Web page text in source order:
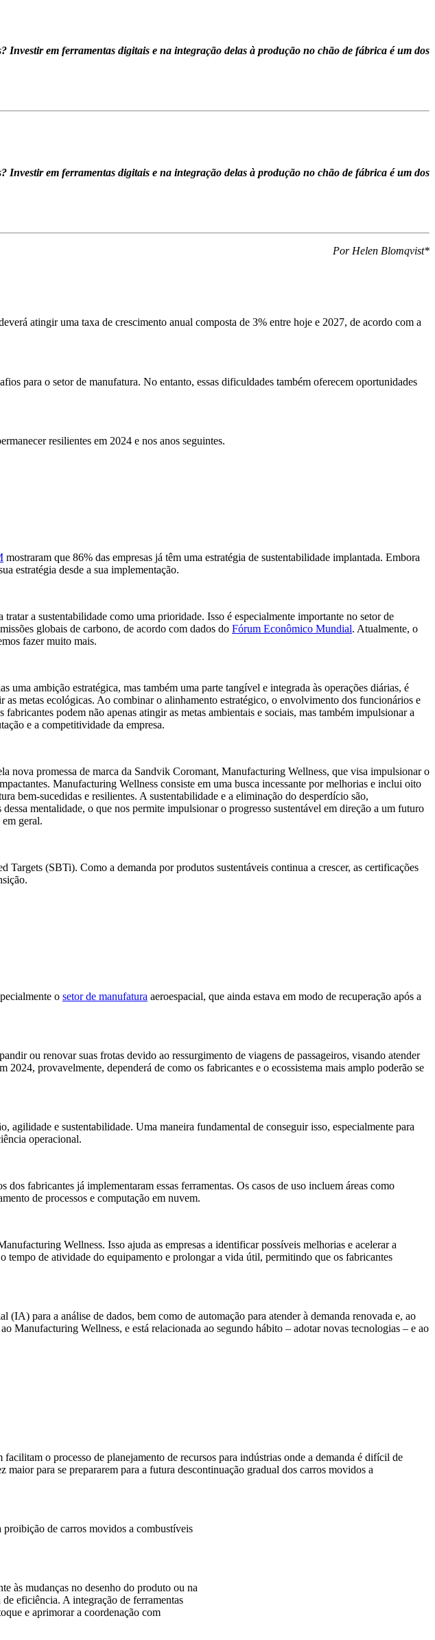
Investir em ferramentas digitais e na integração delas à produção no chão de fábrica é um dos
Investir em ferramentas digitais e na integração delas à produção no chão de fábrica é um dos
Por Helen Blomqvist*
atingir uma taxa de crescimento anual composta de 3% entre hoje e 2027, de acordo com a
para o setor de manufatura. No entanto, essas dificuldades também oferecem oportunidades
resilientes em 2024 e nos anos seguintes.
mostraram que 86% das empresas já têm uma estratégia de sustentabilidade implantada. Embora
estratégia desde a sua implementação.
tratar a sustentabilidade como uma prioridade. Isso é especialmente importante no setor de
globais de carbono, de acordo com dados do Fórum Econômico Mundial. Atualmente, o
fazer muito mais.
uma ambição estratégica, mas também uma parte tangível e integrada às operações diárias, é
as metas ecológicas. Ao combinar o alinhamento estratégico, o envolvimento dos funcionários e
fabricantes podem não apenas atingir as metas ambientais e sociais, mas também impulsionar a
e a competitividade da empresa.
nova promessa de marca da Sandvik Coromant, Manufacturing Wellness, que visa impulsionar o
Manufacturing Wellness consiste em uma busca incessante por melhorias e inclui oito
bem-sucedidas e resilientes. A sustentabilidade e a eliminação do desperdício são,
mentalidade, o que nos permite impulsionar o progresso sustentável em direção a um futuro
em geral.
(SBTi). Como a demanda por produtos sustentáveis continua a crescer, as certificações
o setor de manufatura aeroespacial, que ainda estava em modo de recuperação após a
ou renovar suas frotas devido ao ressurgimento de viagens de passageiros, visando atender
provavelmente, dependerá de como os fabricantes e o ecossistema mais amplo poderão se
agilidade e sustentabilidade. Uma maneira fundamental de conseguir isso, especialmente para
operacional.
dos fabricantes já implementaram essas ferramentas. Os casos de uso incluem áreas como
de processos e computação em nuvem.
Wellness. Isso ajuda as empresas a identificar possíveis melhorias e acelerar a
de atividade do equipamento e prolongar a vida útil, permitindo que os fabricantes
para a análise de dados, bem como de automação para atender à demanda renovada e, ao
Manufacturing Wellness, e está relacionada ao segundo hábito – adotar novas tecnologias – e ao
o processo de planejamento de recursos para indústrias onde a demanda é difícil de
para se prepararem para a futura descontinuação gradual dos carros movidos a
de carros movidos a combustíveis
às mudanças no desenho do produto ou na
eficiência. A integração de ferramentas
e aprimorar a coordenação com